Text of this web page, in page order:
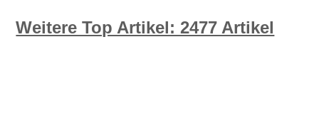
Weitere Top Artikel: 2477 Artikel